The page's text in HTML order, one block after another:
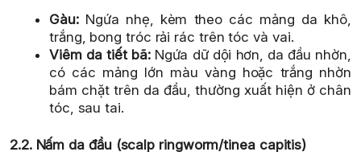
Gàu:Ngứa nhẹ, kèm theo các mảng da khô,
trắng, bong tróc rải rác trên tóc và vai.
Viêm da tiết bã:Ngứa dữ dội hơn, da đầu nhờn,
có các mảng lớn màu vàng hoặc trắng nhờn
bám chặt trên da đầu, thường xuất hiện ở chân
tóc, sau tai.
2.2. Nấm da đầu (scalp ringworm/tinea capitis)